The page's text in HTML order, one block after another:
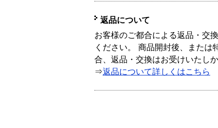
返品について
お客様のご都合による返品・交
ください。 商品開封後、または
合、返品・交換はお受けいたし
⇒返品について詳しくはこちら